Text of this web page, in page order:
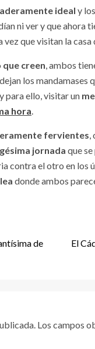
ideal y
ni ver y que ahora
vez que visitan la
que creen, ambos
los mandamases
y para ello, visitar un
hora.
fervientes,
jornada que
contra el otro en los
donde ambos
de
El
Los campos